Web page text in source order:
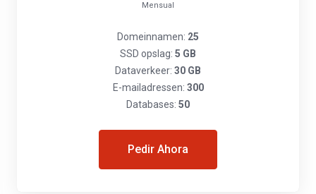
Mensual
Domeinnamen: 25
SSD opslag: 5 GB
Dataverkeer: 30 GB
E-mailadressen: 300
Databases: 50
Pedir Ahora